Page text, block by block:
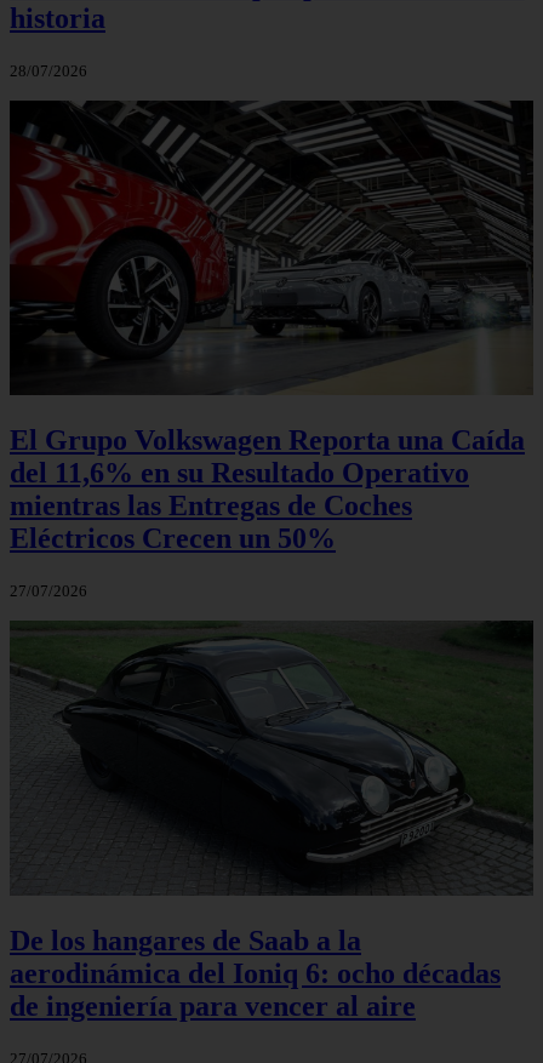
historia
28/07/2026
El Grupo Volkswagen Reporta una Caída
del 11,6% en su Resultado Operativo
mientras las Entregas de Coches
Eléctricos Crecen un 50%
27/07/2026
De los hangares de Saab a la
aerodinámica del Ioniq 6: ocho décadas
de ingeniería para vencer al aire
27/07/2026